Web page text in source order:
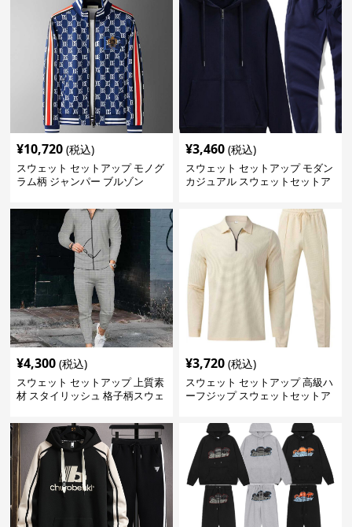
¥10,720 (税込)
スウェット セットアップ モノグ
ラム柄 ジャンパー ブルゾン
¥3,460 (税込)
スウェット セットアップ モダン
カジュアル スウェットセットア
¥4,300 (税込)
スウェット セットアップ 上質素
材 スタイリッシュ 格子柄スウェ
¥3,720 (税込)
スウェット セットアップ 高級ハ
ーフジップ スウェットセットア